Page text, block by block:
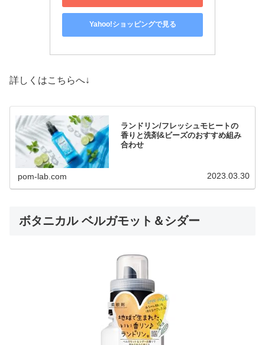
Yahoo!ショッピングで見る
詳しくはこちらへ↓
ランドリン/フレッシュモヒートの
香りと洗剤&ビーズのおすすめ組み
合わせ
pom-lab.com 2023.03.30
ボタニカル ベルガモット＆シダー